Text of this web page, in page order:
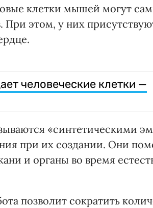
клетки мышей могут
При этом, у них
человеческие клетки —
«синтетическими
при их создании. Они
и органы во время
позволит сократить